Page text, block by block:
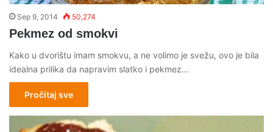
Sep 9, 2014 50,274
Pekmez od smokvi
Kako u dvorištu imam smokvu, a ne volimo je svežu, ovo je bila
idealna prilika da napravim slatko i pekmez…
Pročitaj sve